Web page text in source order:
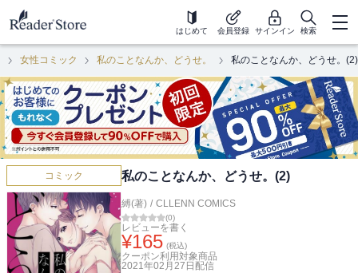
はじめて 会員登録 サインイン 検索
女性コミック 私のことなんか、どうせ。 私のことなんか、どうせ。(2)
コミック 私のことなんか、どうせ。(2)
縛(著) / CLLENN COMICS
(0)
レビューを書く
¥165 (税込)
クーポン利用対象商品
2021年02月27日 配信